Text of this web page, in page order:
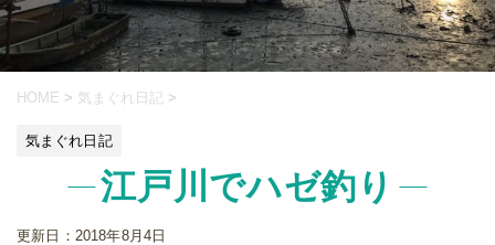
HOME > 気まぐれ日記 >
気まぐれ日記
江戸川でハゼ釣り
更新日： 2018年8月4日